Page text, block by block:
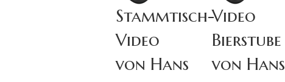
Stammtisch-
Video
von Hans
Video
Bierstube
von Hans